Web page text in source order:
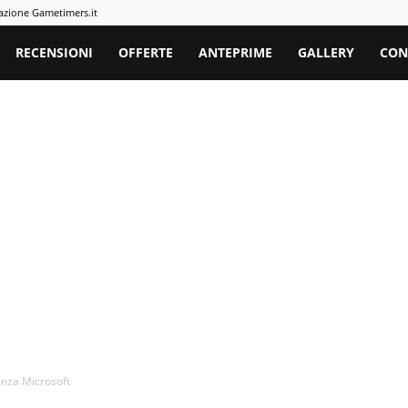
Gametimers.it
RECENSIONI OFFERTE ANTEPRIME GALLERY
Microsoft